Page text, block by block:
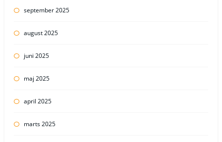
september 2025
august 2025
juni 2025
maj 2025
april 2025
marts 2025